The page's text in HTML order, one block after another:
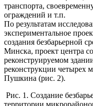
транспорта,
ограждений и т.п.
По результатам
экспериментальное
создания безбарьерной
Минска, проект центра
реконструируемом
реконструкции четырех
Пушкина (рис. 2).
Рис. 1. Создание
территории